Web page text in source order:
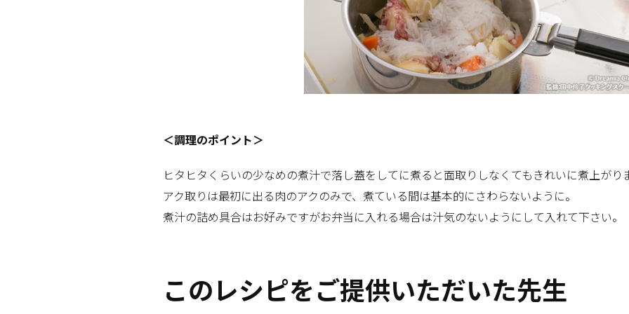
＜調理のポイント＞
ヒタヒタくらいの少なめの煮汁で落し蓋をしてに煮ると面取りしなくてもきれいに煮上がり
アク取りは最初に出る肉のアクのみで、煮ている間は基本的にさわらないように。
煮汁の詰め具合はお好みですがお弁当に入れる場合は汁気のないようにして入れて下さい。
このレシピをご提供いただいた先生